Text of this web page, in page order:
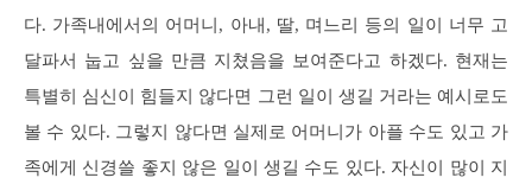
다. 가족내에서의 어머니, 아내, 딸, 며느리 등의 일이 너무 고
달파서 눕고 싶을 만큼 지쳤음을 보여준다고 하겠다. 현재는
특별히 심신이 힘들지 않다면 그런 일이 생길 거라는 예시로도
볼 수 있다. 그렇지 않다면 실제로 어머니가 아플 수도 있고 가
족에게 신경쓸 좋지 않은 일이 생길 수도 있다. 자신이 많이 지